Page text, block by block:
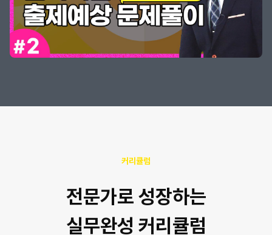
커리큘럼
전문가로 성장하는
실무완성 커리큘럼